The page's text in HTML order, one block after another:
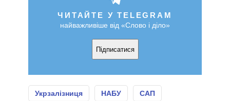
ЧИТАЙТЕ У TELEGRAM
найважливіше від «Слово і діло»
Підписатися
Укрзалізниця НАБУ САП